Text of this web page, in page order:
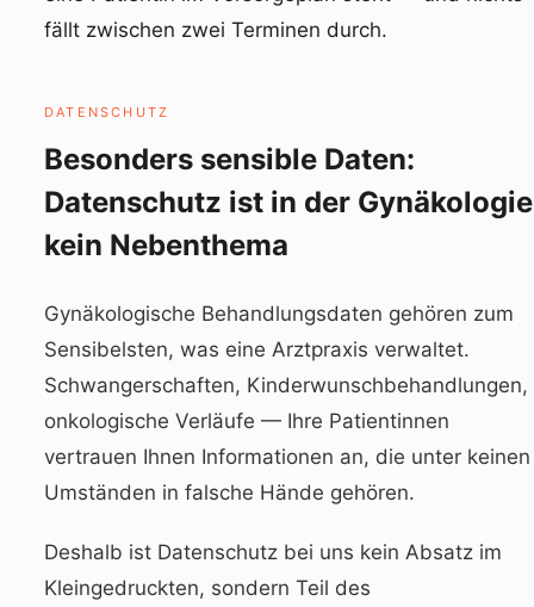
fällt zwischen zwei Terminen durch.
DATENSCHUTZ
Besonders sensible Daten:
Datenschutz ist in der Gynäkologie
kein Nebenthema
Gynäkologische Behandlungsdaten gehören zum
Sensibelsten, was eine Arztpraxis verwaltet.
Schwangerschaften, Kinderwunschbehandlungen,
onkologische Verläufe — Ihre Patientinnen
vertrauen Ihnen Informationen an, die unter keinen
Umständen in falsche Hände gehören.
Deshalb ist Datenschutz bei uns kein Absatz im
Kleingedruckten, sondern Teil des